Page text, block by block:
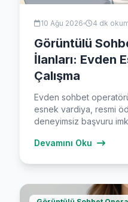
10 Ağu 2026 4 dk
Görüntülü
İlanları: Evden
Çalışma
Evden sohbet
esnek vardiya, resmi
deneyimsiz başvuru
Devamını Oku